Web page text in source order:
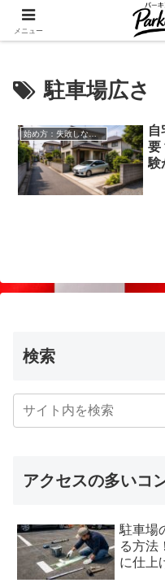
✨空き家・自宅
駐車場広さ
始め方：失敗しない自宅駐車場貸し出し
自
要
験
検索
アクセスの多いコ
駐車場
る方法
に仕上
メニュー